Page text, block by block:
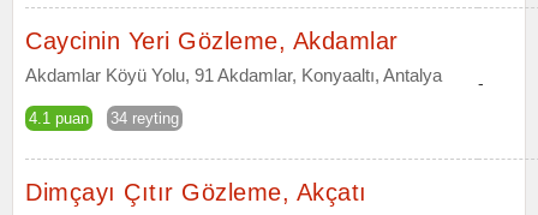
Caycinin Yeri Gözleme, Akdamlar
Akdamlar Köyü Yolu, 91 Akdamlar, Konyaaltı, Antalya
4.1 puan 34 reyting
-
Dimçayı Çıtır Gözleme, Akçatı